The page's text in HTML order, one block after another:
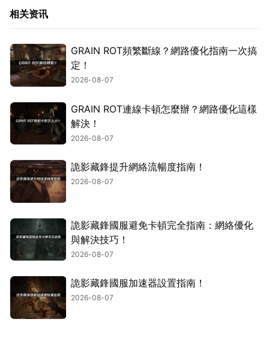
相关资讯
GRAIN ROT頻繁斷線？網路優化指南一次搞
定！
2026-08-07
GRAIN ROT連線卡頓怎麼辦？網路優化這樣
解決！
2026-08-07
詭影藏鋒提升網絡流暢度指南！
2026-08-07
詭影藏鋒國服避免卡頓完全指南：網絡優化
與解決技巧！
2026-08-07
詭影藏鋒國服加速器設置指南！
2026-08-07